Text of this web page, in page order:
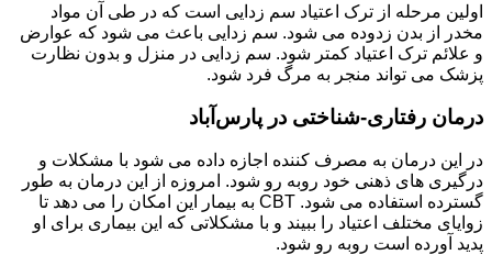
اولین مرحله از ترک اعتیاد سم زدایی است که در طی آن مواد
مخدر از بدن زدوده می شود. سم زدایی باعث می شود که عوارض
و علائم ترک اعتیاد کمتر شود. سم زدایی در منزل و بدون نظارت
پزشک می تواند منجر به مرگ فرد شود.
درمان رفتاری-شناختی در پارس‌آباد
در این درمان به مصرف کننده اجازه داده می شود با مشکلات و
درگیری های ذهنی خود روبه رو شود. امروزه از این درمان به طور
گسترده استفاده می شود. CBT به بیمار این امکان را می دهد تا
زوایای مختلف اعتیاد را ببیند و با مشکلاتی که این بیماری برای او
پدید آورده است روبه رو شود.